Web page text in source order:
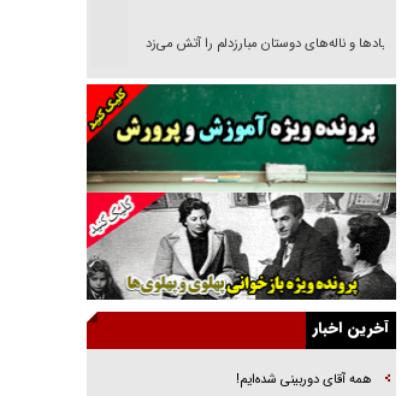
فریاد‌ها و ناله‌های دوستان مبارزدلم را آتش می‌زد
تغییر رویه دشمن در ترور از شیخ فضل‌الله تا مصباح
خرید قسطی اولش خنده و آخرش گریه است!
فوتبال و آن «بالا»!
راهبرد غافلگیری با نسل جدید پهپاد‌ها
جنجال پزشکان تقلبی در صنعت زیبایی
یهودی‌ها در ادبیات داستانی اروپا؛ از شکسپیر تا
دیکنز
خواهرم فرمانده جهادی و اهل خدمت بی‌منت بود
آخرین اخبار
همه آقای دوربینی شده‌ایم!